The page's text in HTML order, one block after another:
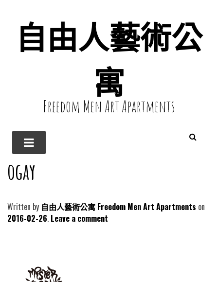
自由人藝術公
寓
Freedom Men Art Apartments
ogay
Written by 自由人藝術公寓 Freedom Men Art Apartments
2016-02-26 Leave a comment